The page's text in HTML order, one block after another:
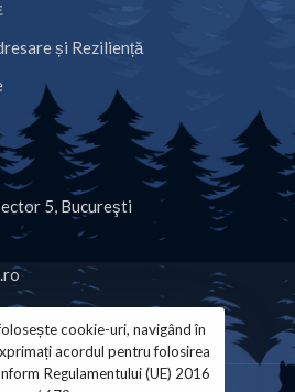
și Reziliență
5, Bucureşti
cookie-uri, navigând în
acordul pentru folosirea
Regulamentului (UE) 2016